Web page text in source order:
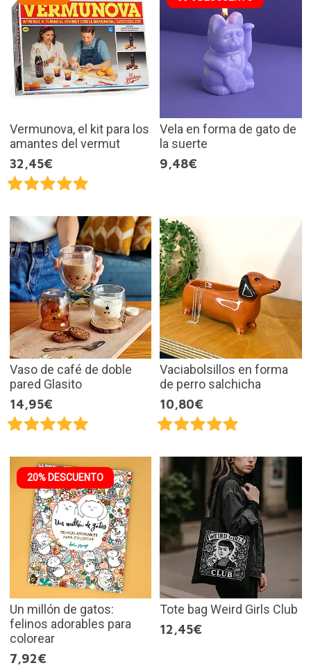
Vermunova, el kit para los
amantes del vermut
32,45€
Vela en forma de gato de
la suerte
9,48€
Vaso de café de doble
pared Glasito
14,95€
Vaciabolsillos en forma
de perro salchicha
10,80€
20% DESCUENTO
Un millón de gatos:
felinos adorables para
colorear
7,92€
Tote bag Weird Girls Club
12,45€